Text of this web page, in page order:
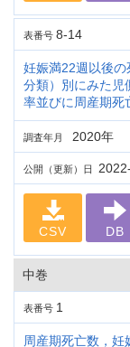
表番号 8-14
妊娠満22週以後
分類）別にみた児
率並びに周産期死
調査年月 2020年
公開（更新）日
CSV DB
中巻
表番号 1
周産期死亡数，妊